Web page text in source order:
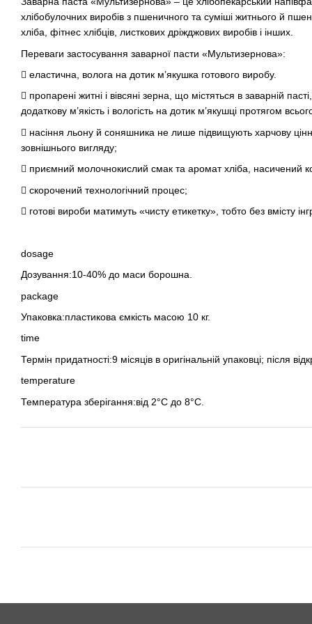
хлібобулочних виробів з пшеничного та суміші житнього й
хліба, фітнес хлібців, листкових дріжджових виробів і інших.
Переваги застосування заварної пасти «Мультизернова»:
 еластична, волога на дотик м’якушка готового виробу.
 пропарені житні і вівсяні зерна, що містяться в заварній
додаткову м’якість і вологість на дотик м’якушці протягом
 насіння льону й соняшника не лише підвищують харчову
зовнішнього вигляду;
 приємний молочнокислий смак та аромат хліба, насичений
 скорочений технологічний процес;
 готові вироби матимуть «чисту етикетку», тобто без вмісту
dosage
Дозування:10-40% до маси борошна.
package
Упаковка:пластикова ємкість масою 10 кг.
time
Термін придатності:9 місяців в оригінальній упаковці; після
temperature
Температура зберігання:від 2°С до 8°С.